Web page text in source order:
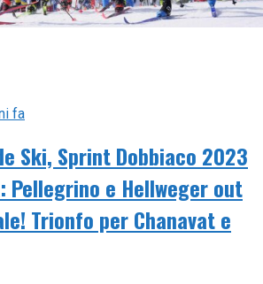
fa
Ski, Sprint Dobbiaco 2023
Pellegrino e Hellweger out
Trionfo per Chanavat e